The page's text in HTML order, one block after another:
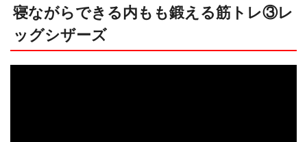
寝ながらできる内もも鍛える筋トレ③レ
ッグシザーズ